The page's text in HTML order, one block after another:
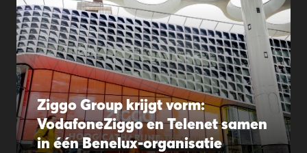
Ziggo Group krijgt vorm:
VodafoneZiggo en Telenet samen
in één Benelux-organisatie